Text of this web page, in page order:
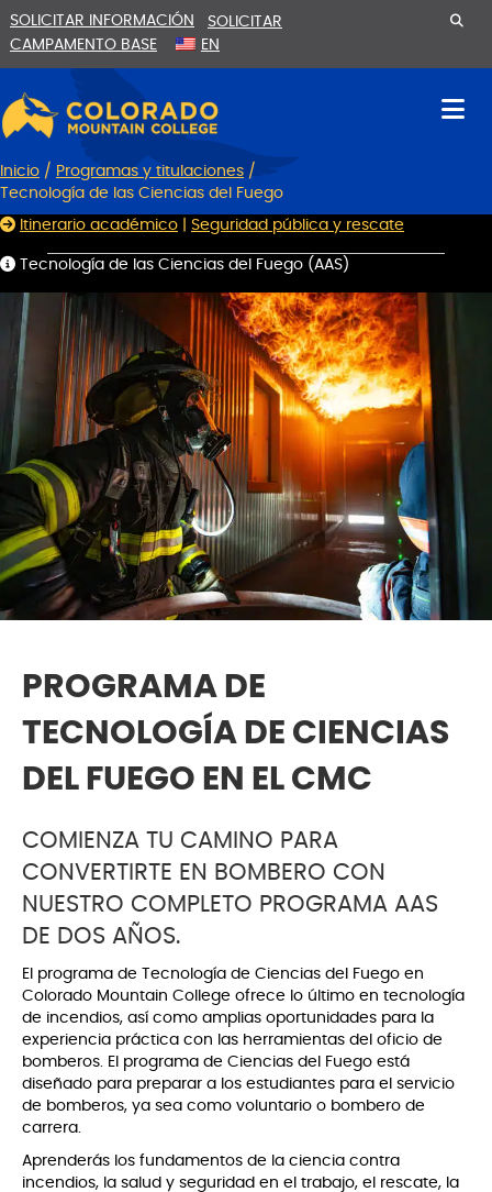
al
contenido
la
navegación
SOLICITAR INFORMACIÓN
SOLICITAR
CAMPAMENTO BASE
EN
Inicio / Programas y titulaciones /
Tecnología de las Ciencias del Fuego
Itinerario académico Seguridad pública y rescate
Tecnología de las Ciencias del Fuego (AAS)
PROGRAMA DE
TECNOLOGÍA DE CIENCIAS
DEL FUEGO EN EL CMC
COMIENZA TU CAMINO PARA
CONVERTIRTE EN BOMBERO CON
NUESTRO COMPLETO PROGRAMA AAS
DE DOS AÑOS.
El programa de Tecnología de Ciencias del Fuego en
Colorado Mountain College ofrece lo último en tecnología
de incendios, así como amplias oportunidades para la
experiencia práctica con las herramientas del oficio de
bomberos. El programa de Ciencias del Fuego está
diseñado para preparar a los estudiantes para el servicio
de bomberos, ya sea como voluntario o bombero de
carrera.
Aprenderás los fundamentos de la ciencia contra
incendios, la salud y seguridad en el trabajo, el rescate, la